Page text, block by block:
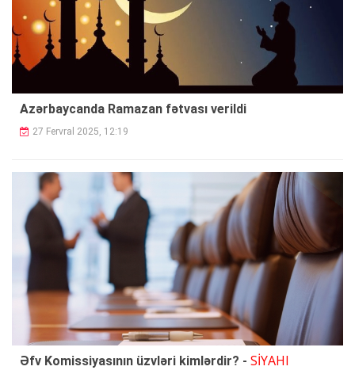
Azərbaycanda Ramazan fətvası verildi
27 Fervral 2025, 12:19
Əfv Komissiyasının üzvləri kimlərdir? - SİYAHI